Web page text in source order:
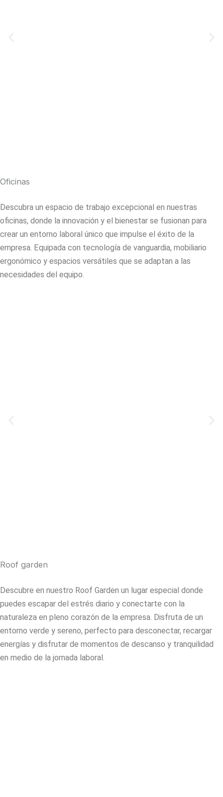
Oficinas
Descubra un espacio de trabajo excepcional en nuestras
oficinas, donde la innovación y el bienestar se fusionan para
crear un entorno laboral único que impulse el éxito de la
empresa. Equipada con tecnología de vanguardia, mobiliario
ergonómico y espacios versátiles que se adaptan a las
necesidades del equipo.
Roof garden
Descubre en nuestro Roof Garden un lugar especial donde
puedes escapar del estrés diario y conectarte con la
naturaleza en pleno corazón de la empresa. Disfruta de un
entorno verde y sereno, perfecto para desconectar, recargar
energías y disfrutar de momentos de descanso y tranquilidad
en medio de la jornada laboral.